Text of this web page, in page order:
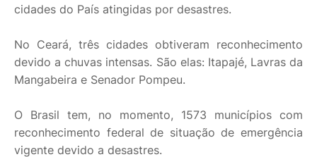
cidades do País atingidas por desastres.
No Ceará, três cidades obtiveram reconhecimento
devido a chuvas intensas. São elas: Itapajé, Lavras da
Mangabeira e Senador Pompeu.
O Brasil tem, no momento, 1573 municípios com
reconhecimento federal de situação de emergência
vigente devido a desastres.